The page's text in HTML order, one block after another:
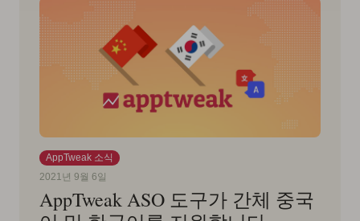
AppTweak 소식
2021년 9월 6일
AppTweak ASO 도구가 간체 중국